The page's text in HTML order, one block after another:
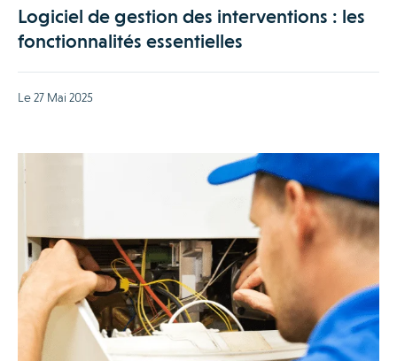
Logiciel de gestion des interventions : les
fonctionnalités essentielles
Le 27 Mai 2025